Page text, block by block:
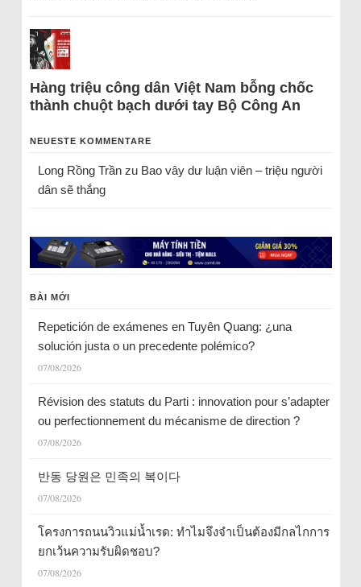
Hàng triệu công dân Việt Nam bỗng chốc
thành chuột bạch dưới tay Bộ Công An
NEUESTE KOMMENTARE
Long Rồng Trầnzu Bao vây dư luận viên – triệu người
dân sẽ thắng
BÀI MỚI
Repetición de exámenes en Tuyên Quang: ¿una
solución justa o un precedente polémico?
07/08/2026
Révision des statuts du Parti : innovation pour s’adapter
ou perfectionnement du mécanisme de direction ?
07/08/2026
반동 당원은 민족의 복이다
07/08/2026
โครงการถนนวิวแม่น้ำเรด: ทำไมจึงจำเป็นต้องมีกลไกการ
ยกเว้นความรับผิดชอบ?
07/08/2026